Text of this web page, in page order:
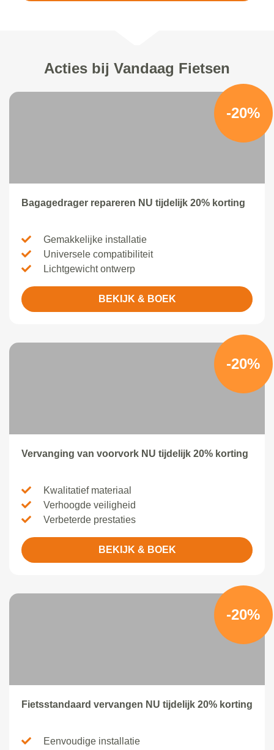
Acties bij Vandaag Fietsen
-20%
Bagagedrager repareren NU tijdelijk 20% korting
Gemakkelijke installatie
Universele compatibiliteit
Lichtgewicht ontwerp
BEKIJK & BOEK
-20%
Vervanging van voorvork NU tijdelijk 20% korting
Kwalitatief materiaal
Verhoogde veiligheid
Verbeterde prestaties
BEKIJK & BOEK
-20%
Fietsstandaard vervangen NU tijdelijk 20% korting
Eenvoudige installatie